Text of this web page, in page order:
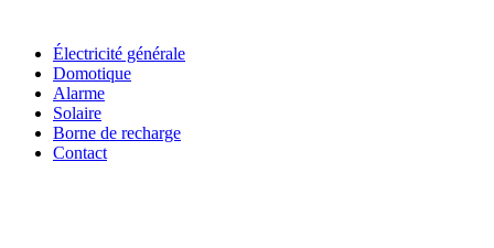
Électricité générale
Domotique
Alarme
Solaire
Borne de recharge
Contact